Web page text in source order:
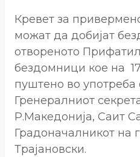
Кревет за
можат да добијат
отвореното
бездомници кое на
пуштено во употреба
Гренералниот
Р.Македонија, Саит
Градоначалникот на
Трајановски.